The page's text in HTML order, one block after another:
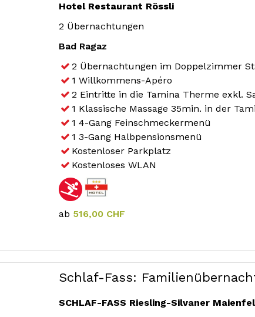
Hotel Restaurant Rössli
2 Übernachtungen
Bad Ragaz
2 Übernachtungen im Doppelzimmer
1 Willkommens-Apéro
2 Eintritte in die Tamina Therme exkl.
1 Klassische Massage 35min. in der
1 4-Gang Feinschmeckermenü
1 3-Gang Halbpensionsmenü
Kostenloser Parkplatz
Kostenloses WLAN
ab 516,00 CHF
Schlaf-Fass:
SCHLAF-FASS Riesling-Silvaner